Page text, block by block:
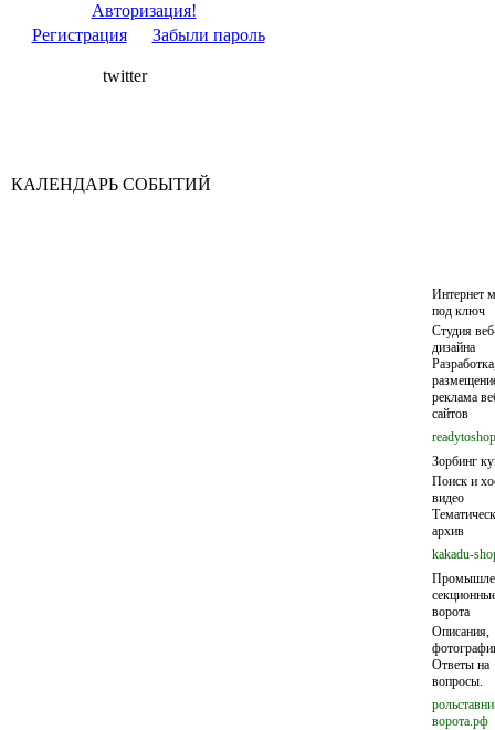
Авторизация!
Регистрация
Забыли пароль
twitter
КАЛЕНДАРЬ СОБЫТИЙ
Интернет
под ключ
Студия
дизайна
реклама
сайтов
Зорбинг
Поиск и
видео
архив
kakadu-
ворота
Описания,
Ответы на
вопросы.
ворота.рф